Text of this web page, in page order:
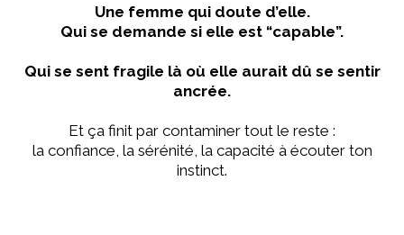
Une femme qui doute d’elle.
Qui se demande si elle est “capable”.
Qui se sent fragile là où elle aurait dû se sentir
ancrée.
Et ça finit par contaminer tout le reste :
la confiance, la sérénité, la capacité à écouter ton
instinct.